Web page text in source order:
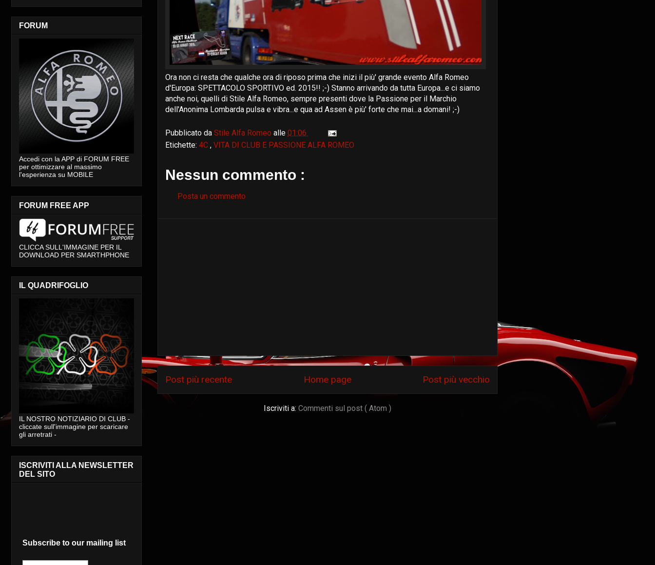
Ora non ci resta che qualche ora di riposo prima che inizi il più' grande evento Alfa Romeo
d'Europa: SPETTACOLO SPORTIVO ed. 2015!! ;-) Stanno arrivando da tutta Europa...e ci siamo
anche noi, quelli di Stile Alfa Romeo, sempre presenti dove la Passione per il Marchio
dell'Anonima Lombarda pulsa e vibra...e qua ad Assen è più' forte che mai...a domani! ;-)
Pubblicato da Stile Alfa Romeo alle 01:06
Etichette: 4C , VITA DI CLUB E PASSIONE ALFA ROMEO
Nessun commento :
Posta un commento
Post più recente Post più vecchio
Home page
Iscriviti a: Commenti sul post ( Atom )
FORUM
Accedi con la APP di FORUM FREE
per ottimizzare al massimo
l'esperienza su MOBILE
FORUM FREE APP
CLICCA SULL'IMMAGINE PER IL
DOWNLOAD PER SMARTHPHONE
IL QUADRIFOGLIO
IL NOSTRO NOTIZIARIO DI CLUB -
cliccate sull'immagine per scaricare
gli arretrati -
ISCRIVITI ALLA NEWSLETTER
DEL SITO
Subscribe to our mailing list